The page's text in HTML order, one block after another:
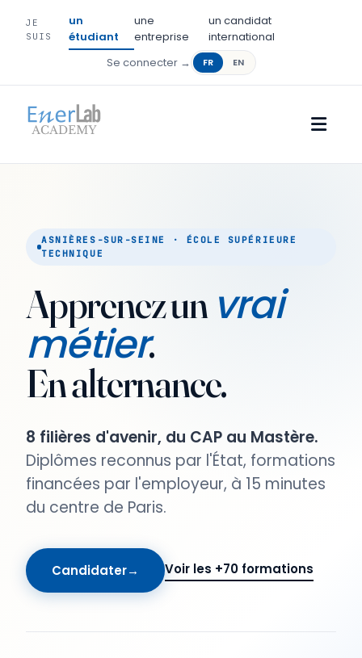
JE
SUIS
un
étudiant
une
entreprise
un candidat
international
Se connecter →
FR EN
ASNIÈRES-SUR-SEINE · ÉCOLE SUPÉRIEURE
TECHNIQUE
Apprenez un vrai
métier.
En alternance.
8 filières d'avenir, du CAP au Mastère.
Diplômes reconnus par l'État, formations
financées par l'employeur, à 15 minutes
du centre de Paris.
Candidater→ Voir les +70 formations
·
FAÇADE
DU
CAMPUS
4
rue
—
N°
02
PRINCIPALE
Bienvenue
à
principale
du
accès
équipe
apaisé
en
proche
pro